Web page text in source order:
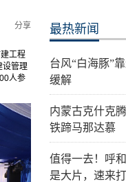
分享
工程
设管理
人参
最热新闻
台风“白海豚”
缓解
内蒙古克什克
铁蹄马那达慕
值得一去！呼
是大片，速来